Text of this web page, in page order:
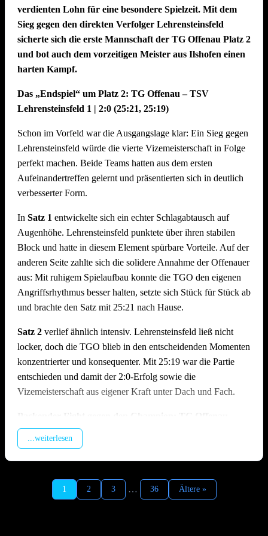
verdienten Lohn für eine besondere Spielzeit. Mit dem
Sieg gegen den direkten Verfolger Lehrensteinsfeld
sicherte sich die erste Mannschaft der TG Offenau Platz 2
und bot auch dem vorzeitigen Meister aus Ilshofen einen
harten Kampf.
Das „Endspiel“ um Platz 2: TG Offenau – TSV
Lehrensteinsfeld 1 | 2:0 (25:21, 25:19)
Schon im Vorfeld war die Ausgangslage klar: Ein Sieg gegen
Lehrensteinsfeld würde die vierte Vizemeisterschaft in Folge
perfekt machen. Beide Teams hatten aus dem ersten
Aufeinandertreffen gelernt und präsentierten sich in deutlich
verbesserter Form.
In Satz 1 entwickelte sich ein echter Schlagabtausch auf
Augenhöhe. Lehrensteinsfeld punktete über ihren stabilen
Block und hatte in diesem Element spürbare Vorteile. Auf der
anderen Seite zahlte sich die solidere Annahme der Offenauer
aus: Mit ruhigem Spielaufbau konnte die TGO den eigenen
Angriffsrhythmus besser halten, setzte sich Stück für Stück ab
und brachte den Satz mit 25:21 nach Hause.
Satz 2 verlief ähnlich intensiv. Lehrensteinsfeld ließ nicht
locker, doch die TGO blieb in den entscheidenden Momenten
konzentrierter und konsequenter. Mit 25:19 war die Partie
entschieden und damit der 2:0-Erfolg sowie die
Vizemeisterschaft aus eigener Kraft unter Dach und Fach.
Packender Fight gegen den Champion: TG Offenau –
TSV Ilshofen | 1:2 (19:25, 25:23, 18:25)
Satz 1 geriet die TGO früh in Rückstand, da der enorme
Aufschlagsdruck der Gäste den Spielaufbau erschwerte und
...weiterlesen
1 2 3 … 36 Ältere »